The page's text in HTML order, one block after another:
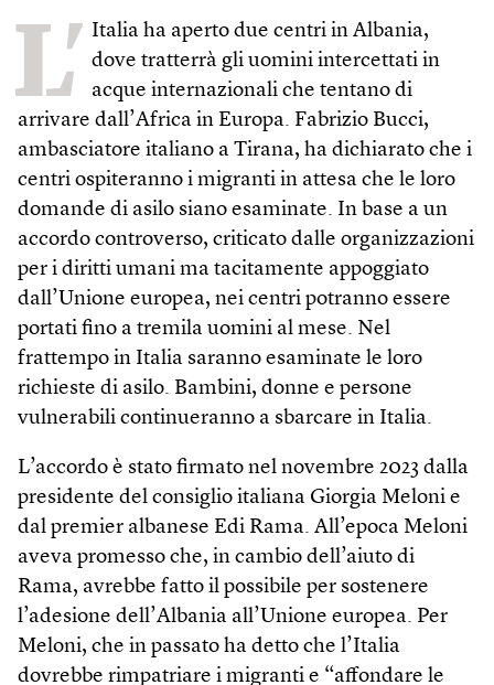
L’ Italia ha aperto due centri in Albania,
dove tratterrà gli uomini intercettati in
acque internazionali che tentano di
arrivare dall’Africa in Europa. Fabrizio Bucci,
ambasciatore italiano a Tirana, ha dichiarato che i
centri ospiteranno i migranti in attesa che le loro
domande di asilo siano esaminate. In base a un
accordo controverso, criticato dalle organizzazioni
per i diritti umani ma tacitamente appoggiato
dall’Unione europea, nei centri potranno essere
portati fino a tremila uomini al mese. Nel
frattempo in Italia saranno esaminate le loro
richieste di asilo. Bambini, donne e persone
vulnerabili continueranno a sbarcare in Italia.
L’accordo è stato firmato nel novembre 2023 dalla
presidente del consiglio italiana Giorgia Meloni e
dal premier albanese Edi Rama. All’epoca Meloni
aveva promesso che, in cambio dell’aiuto di
Rama, avrebbe fatto il possibile per sostenere
l’adesione dell’Albania all’Unione europea. Per
Meloni, che in passato ha detto che l’Italia
dovrebbe rimpatriare i migranti e “affondare le